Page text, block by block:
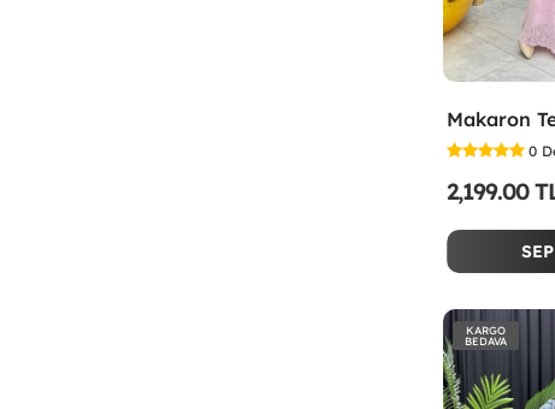
0
2,199.00
KARGO
BEDAVA